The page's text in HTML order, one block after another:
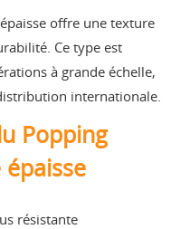
offre une texture
Ce type est
à grande échelle,
internationale.
Popping
résistante